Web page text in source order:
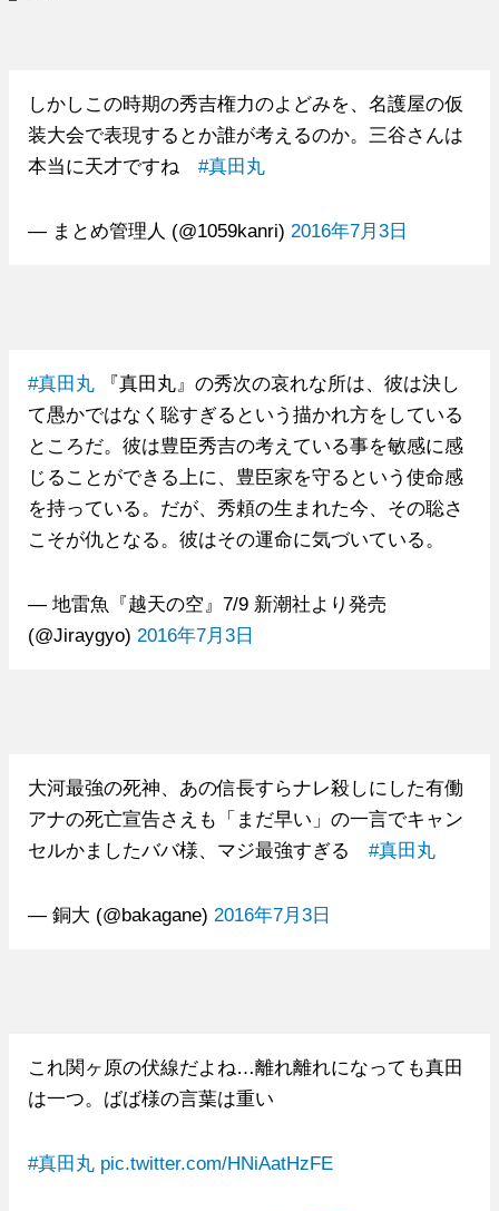
しかしこの時期の秀吉権力のよどみを、名護屋の仮
装大会で表現するとか誰が考えるのか。三谷さんは
本当に天才ですね #真田丸
— まとめ管理人 (@1059kanri) 2016年7月3日
#真田丸『真田丸』の秀次の哀れな所は、彼は決し
て愚かではなく聡すぎるという描かれ方をしている
ところだ。彼は豊臣秀吉の考えている事を敏感に感
じることができる上に、豊臣家を守るという使命感
を持っている。だが、秀頼の生まれた今、その聡さ
こそが仇となる。彼はその運命に気づいている。
— 地雷魚『越天の空』7/9 新潮社より発売
(@Jiraygyo) 2016年7月3日
大河最強の死神、あの信長すらナレ殺しにした有働
アナの死亡宣告さえも「まだ早い」の一言でキャン
セルかましたババ様、マジ最強すぎる #真田丸
— 銅大 (@bakagane) 2016年7月3日
これ関ヶ原の伏線だよね…離れ離れになっても真田
は一つ。ばば様の言葉は重い
#真田丸 pic.twitter.com/HNiAatHzFE